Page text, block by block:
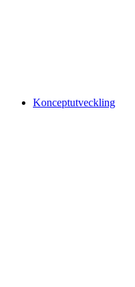
Konceptutveckling